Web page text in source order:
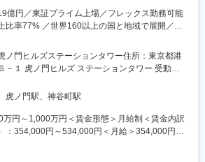
業の良いところがあわさっており、福利厚生も
の定める業務
薬品を適切に評価し、恒常的に品質を担保する
発・品質管理の分野から貢献できます。
躍できます。
統合・簡略化・刷新など、常によりよいプロセ
を起こすことが推奨されています。
・仕事にいち早く慣れるために、一定期間は先
び実地教育も充実しています。
億円／東証プライム上場／フレックス勤務可能
比率77% ／世界160以上の国と地域で展開／業
および国内外グループ子会社の拠点監査（毎
あり）の立案、実施、改善計画の策定、報告を
施する
品質改善活動（FY26外部評価予定）
人と連携しながら、現地監査結果の共有と指導
ノ門ヒルズステーションタワー住所：東京都港
－１ 虎ノ門ヒルズ ステーションタワー 受動喫
煙可能場所あり変更の範囲：会社の定める事業
虎ノ門駅、神谷町駅
万円～1,000万円＜賃金形態＞月給制＜賃金内訳
：354,000円～534,000円＜月給＞354,000円～